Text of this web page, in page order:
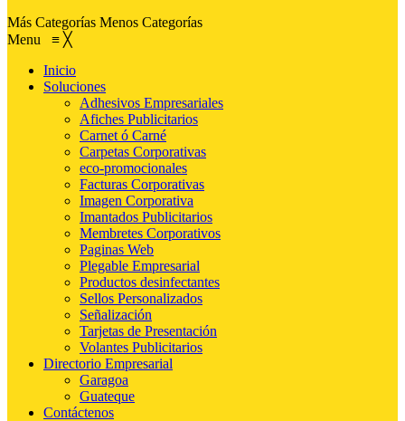
Más Categorías Menos Categorías
Menu ≡ ╳
Inicio
Soluciones
Adhesivos Empresariales
Afiches Publicitarios
Carnet ó Carné
Carpetas Corporativas
eco-promocionales
Facturas Corporativas
Imagen Corporativa
Imantados Publicitarios
Membretes Corporativos
Paginas Web
Plegable Empresarial
Productos desinfectantes
Sellos Personalizados
Señalización
Tarjetas de Presentación
Volantes Publicitarios
Directorio Empresarial
Garagoa
Guateque
Contáctenos